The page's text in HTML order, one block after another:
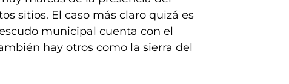
sitios. El caso más claro quizá es
municipal cuenta con el
hay otros como la sierra del